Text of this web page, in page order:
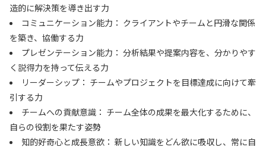
造的に解決策を導き出す力
コミュニケーション能力： クライアントやチームと円滑な関係
を築き、協働する力
プレゼンテーション能力： 分析結果や提案内容を、分かりやす
く説得力を持って伝える力
リーダーシップ： チームやプロジェクトを目標達成に向けて牽
引する力
チームへの貢献意識： チーム全体の成果を最大化するために、
自らの役割を果たす姿勢
知的好奇心と成長意欲： 新しい知識をどん欲に吸収し、常に自